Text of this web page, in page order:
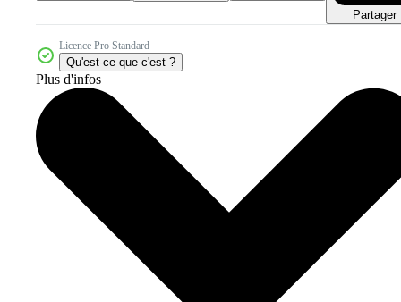
Partager
Licence Pro Standard
Qu'est-ce que c'est ?
Plus d'infos